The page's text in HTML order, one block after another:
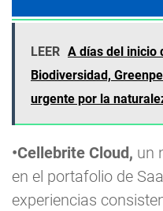
LEER A días del inicio
Biodiversidad,
urgente por la
•Cellebrite Cloud, un
en el portafolio de
experiencias